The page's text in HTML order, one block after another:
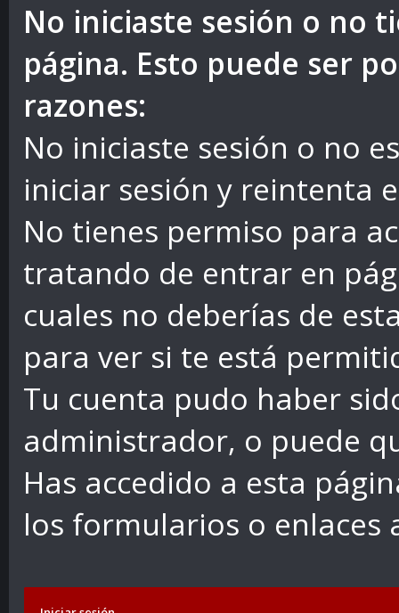
No iniciaste sesión o no
página. Esto puede ser
razones:
No iniciaste sesión o no
iniciar sesión y reintenta
No tienes permiso para
tratando de entrar en
cuales no deberías de
para ver si te está
Tu cuenta pudo haber
administrador, o puede
Has accedido a esta
los formularios o enlaces